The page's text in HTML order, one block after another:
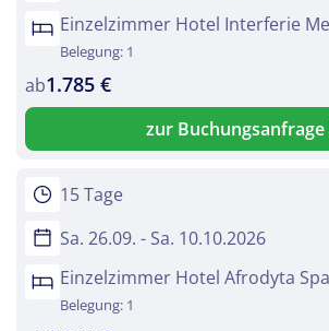
Einzelzimmer Hotel Interferie
Belegung: 1
ab1.785 €
zur Buchungsanfrage
15 Tage
Sa. 26.09. - Sa. 10.10.2026
Einzelzimmer Hotel Afrodyta Spa
Belegung: 1